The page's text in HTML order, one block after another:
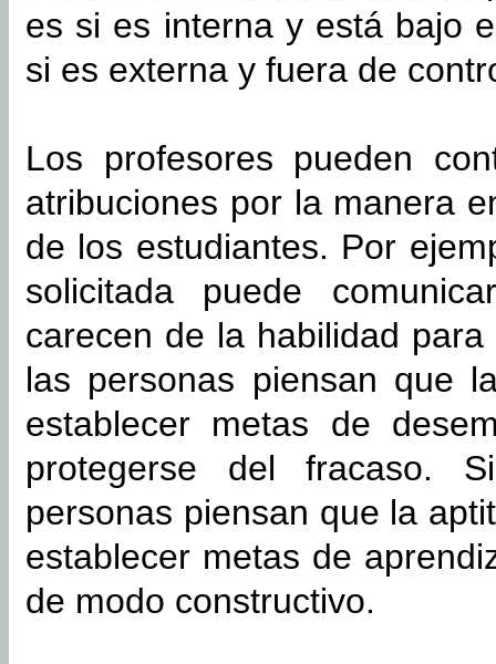
es si es interna y está bajo
si es externa y fuera de
Los profesores pueden
atribuciones por la manera
de los estudiantes. Por
solicitada puede
carecen de la habilidad
las personas piensan que
establecer metas de
protegerse del fracaso.
personas piensan que la
establecer metas de
de modo constructivo.